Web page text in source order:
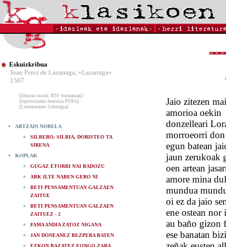
Eskuizkribua
Joan Perez de Lazarraga, «Lazarraga»
1567
[liburua osorik RTF formatuan]
[inprimitzeko bertsioa PDFn]
[Literaturaren Zubitegia]
ARTZAIN NOBELA
SILBERO, SILBIA, DORISTEO TA
SIRENA
KOPLAK
GUGAZ ETORRI NAI BADOZU
ARK ILTE NABEN GERO NI
BETI PENSAMENTUAN GALZAEN
ZAITUE
BETI PENSAMENTUAN GALZAEN
ZAITUEZ - 2
FAMA ANDIA ZATOZ NIGANA
JAN DONEANEZ BEZPERA BATEN
EZKON BAZATEZ EONGO ZARA
Jaio zitezen
amorioa oekin
donzelleari
morroeorri
egun batean
jaun zerukoak
oen artean
amore mina
mundua
oi ez da jaio
ene ostean nor
au baño gizon
ese banatan